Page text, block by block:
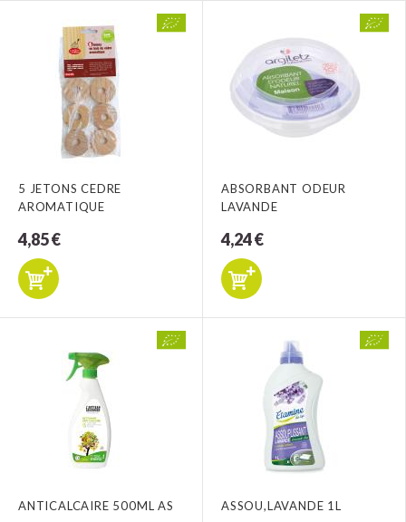
5 JETONS CEDRE
AROMATIQUE
4,85 €
ABSORBANT ODEUR
LAVANDE
4,24 €
ANTICALCAIRE 500ML AS ASSOU,LAVANDE 1L